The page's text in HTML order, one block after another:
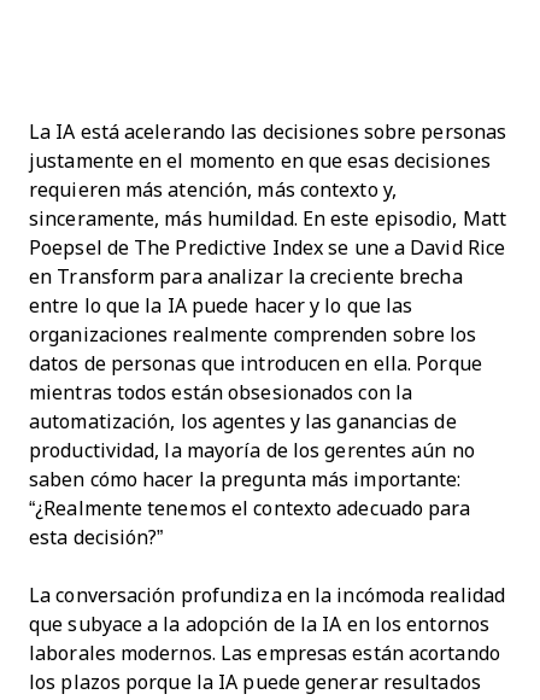
La IA está acelerando las decisiones sobre personas
justamente en el momento en que esas decisiones
requieren más atención, más contexto y,
sinceramente, más humildad. En este episodio, Matt
Poepsel de The Predictive Index se une a David Rice
en Transform para analizar la creciente brecha
entre lo que la IA puede hacer y lo que las
organizaciones realmente comprenden sobre los
datos de personas que introducen en ella. Porque
mientras todos están obsesionados con la
automatización, los agentes y las ganancias de
productividad, la mayoría de los gerentes aún no
saben cómo hacer la pregunta más importante:
“¿Realmente tenemos el contexto adecuado para
esta decisión?”
La conversación profundiza en la incómoda realidad
que subyace a la adopción de la IA en los entornos
laborales modernos. Las empresas están acortando
los plazos porque la IA puede generar resultados